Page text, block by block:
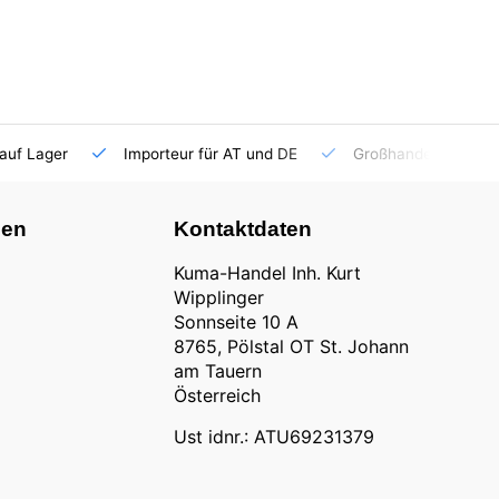
Lager Importeur für AT und DE Großhandel
Kontaktdaten
Kuma-Handel Inh. Kurt
Wipplinger
Sonnseite 10 A
8765, Pölstal OT St. Johann
am Tauern
Österreich
Ust idnr.: ATU69231379